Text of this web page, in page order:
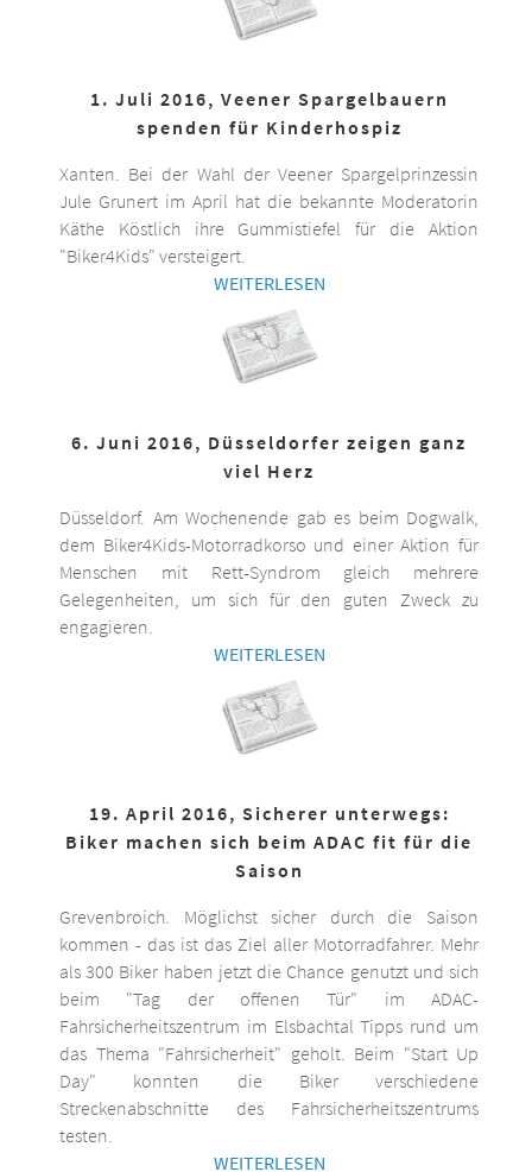
1. Juli 2016, Veener Spargelbauern
spenden für Kinderhospiz
Xanten. Bei der Wahl der Veener Spargelprinzessin
Jule Grunert im April hat die bekannte Moderatorin
Käthe Köstlich ihre Gummistiefel für die Aktion
"Biker4Kids" versteigert.
WEITERLESEN
6. Juni 2016, Düsseldorfer zeigen ganz
viel Herz
Düsseldorf. Am Wochenende gab es beim Dogwalk,
dem Biker4Kids-Motorradkorso und einer Aktion für
Menschen mit Rett-Syndrom gleich mehrere
Gelegenheiten, um sich für den guten Zweck zu
engagieren.
WEITERLESEN
19. April 2016, Sicherer unterwegs:
Biker machen sich beim ADAC fit für die
Saison
Grevenbroich. Möglichst sicher durch die Saison
kommen - das ist das Ziel aller Motorradfahrer. Mehr
als 300 Biker haben jetzt die Chance genutzt und sich
beim "Tag der offenen Tür" im ADAC-
Fahrsicherheitszentrum im Elsbachtal Tipps rund um
das Thema "Fahrsicherheit" geholt. Beim "Start Up
Day" konnten die Biker verschiedene
Streckenabschnitte des Fahrsicherheitszentrums
testen.
WEITERLESEN